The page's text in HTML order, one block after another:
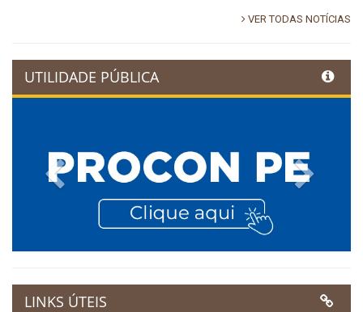
VER TODAS NOTÍCIAS
UTILIDADE PÚBLICA
Previous
LINKS ÚTEIS